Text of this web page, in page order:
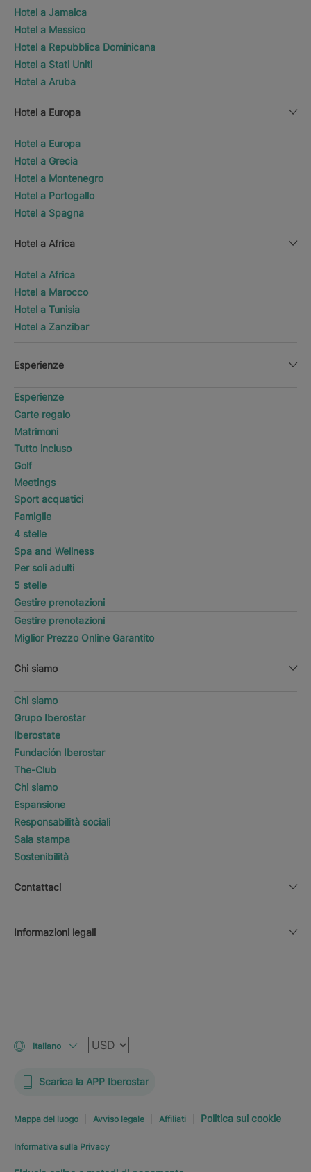
Hotel a Jamaica
Hotel a Messico
Hotel a Repubblica Dominicana
Hotel a Stati Uniti
Hotel a Aruba
Hotel a Europa
Hotel a Europa
Hotel a Grecia
Hotel a Montenegro
Hotel a Portogallo
Hotel a Spagna
Hotel a Africa
Hotel a Africa
Hotel a Marocco
Hotel a Tunisia
Hotel a Zanzibar
Esperienze
Esperienze
Carte regalo
Matrimoni
Tutto incluso
Golf
Meetings
Sport acquatici
Famiglie
4 stelle
Spa and Wellness
Per soli adulti
5 stelle
Gestire prenotazioni
Gestire prenotazioni
Miglior Prezzo Online Garantito
Chi siamo
Chi siamo
Grupo Iberostar
Iberostate
Fundación Iberostar
The-Club
Chi siamo
Espansione
Responsabilità sociali
Sala stampa
Sostenibilità
Contattaci
Informazioni legali
Italiano Valuta
Scarica la APP Iberostar
Mappa del luogo Avviso legale Affiliati Politica sui cookie
Informativa sulla Privacy